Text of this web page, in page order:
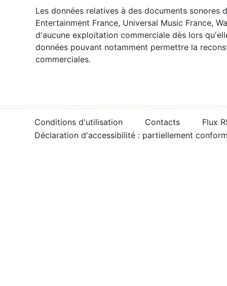
Les données relatives à des documents sonores
Entertainment France, Universal Music France,
d'aucune exploitation commerciale dès lors
données pouvant notamment permettre la
commerciales.
Conditions d'utilisation Contacts
Flux
Déclaration d'accessibilité : partiellement